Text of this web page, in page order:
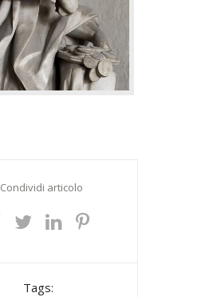
Condividi articolo
Tags: